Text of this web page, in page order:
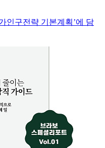
인구전략 기본계획’에 담